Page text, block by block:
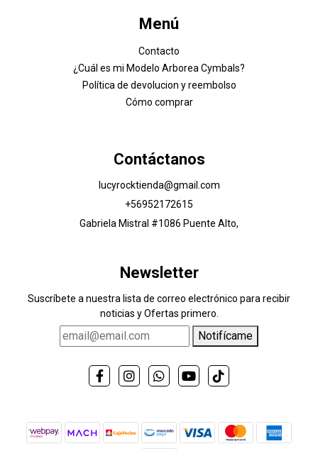
Menú
Contacto
¿Cuál es mi Modelo Arborea Cymbals?
Política de devolucion y reembolso
Cómo comprar
Contáctanos
lucyrocktienda@gmail.com
+56952172615
Gabriela Mistral #1086 Puente Alto,
Newsletter
Suscríbete a nuestra lista de correo electrónico para recibir
noticias y Ofertas primero.
Notifícame